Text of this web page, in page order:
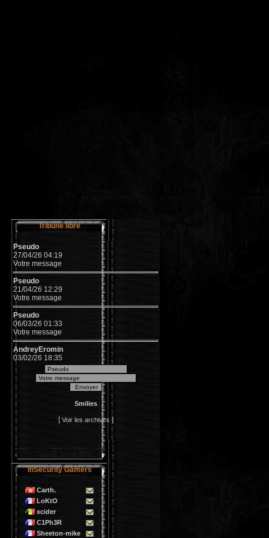
Tribune libre
Pseudo
27/04/26 04:19
Votre message
Pseudo
21/04/26 12:29
Votre message
Pseudo
06/03/26 01:33
Votre message
AndreyEromin
03/02/26 18:35
&#1072;&#1074;...
Pseudo
23/11/24 12:47
Votre message
Pseudo
19/03/22 07:15
Votre message
wmnaqjkext
29/07/21 15:47
UF6Wn
hnlloaukdp
23/04/21 00:35
kko3vF
gfoyunx
13/03/21 02:33
Smilies
[Voir les archives ]
InSecurity Gamers
Carth.
LoKtO
xcider
C1Ph3R
Sheeton-mike